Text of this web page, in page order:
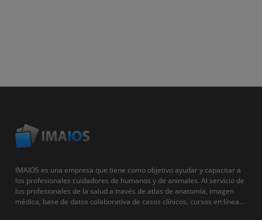
IMAIOS es una empresa que tiene como objetivo ayudar y capacitar a
los profesionales cuidadores de humanos y de animales. Al servicio de
los profesionales de la salud a través de atlas de anatomía, imagen
médica, base de datos colaborativa de casos clínicos, cursos en línea...